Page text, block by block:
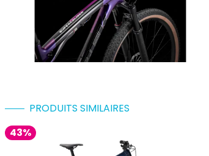
PRODUITS SIMILAIRES
43%